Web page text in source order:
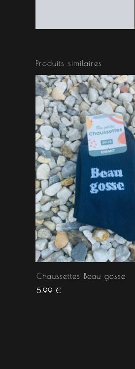
Produits similaires
Chaussettes Beau gosse
5.99 €